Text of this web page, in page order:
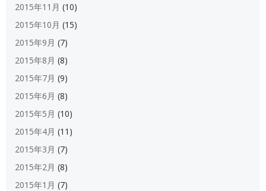
2015年11月 (10)
2015年10月 (15)
2015年9月 (7)
2015年8月 (8)
2015年7月 (9)
2015年6月 (8)
2015年5月 (10)
2015年4月 (11)
2015年3月 (7)
2015年2月 (8)
2015年1月 (7)